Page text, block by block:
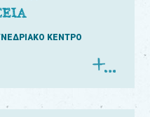
ΚΕΝΤΡΟ